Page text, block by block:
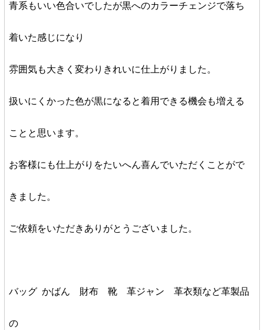
青系もいい色合いでしたが黒へのカラーチェンジで落ち
着いた感じになり
雰囲気も大きく変わりきれいに仕上がりました。
扱いにくかった色が黒になると着用できる機会も増える
ことと思います。
お客様にも仕上がりをたいへん喜んでいただくことがで
きました。
ご依頼をいただきありがとうございました。
バッグ かばん 財布 靴 革ジャン 革衣類など革製品
の